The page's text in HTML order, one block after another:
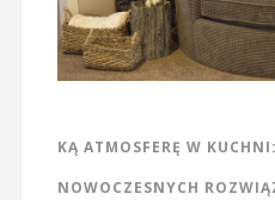
KĄ ATMOSFERĘ W
NOWOCZESNYCH